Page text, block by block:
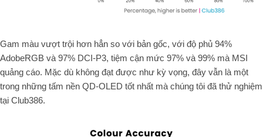
Gam màu vượt trội hơn hẳn so với bản gốc, với độ phủ 94%
AdobeRGB và 97% DCI-P3, tiệm cận mức 97% và 99% mà MSI
quảng cáo. Mặc dù không đạt được như kỳ vọng, đây vẫn là một
trong những tấm nền QD-OLED tốt nhất mà chúng tôi đã thử nghiệm
tại Club386.